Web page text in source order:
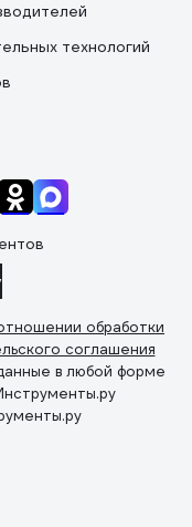
технологий
обработки
соглашения
в любой форме